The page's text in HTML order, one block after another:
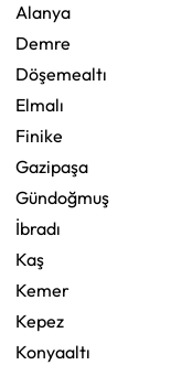
Alanya
Demre
Döşemealtı
Elmalı
Finike
Gazipaşa
Gündoğmuş
İbradı
Kaş
Kemer
Kepez
Konyaaltı